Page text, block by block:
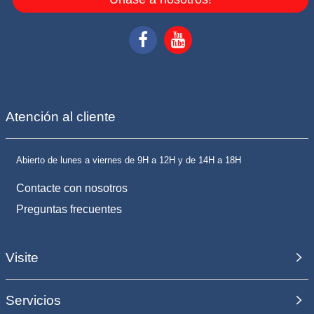
Atención al cliente
Abierto de lunes a viernes de 9H a 12H y de 14H a 18H
Contacte con nosotros
Preguntas frecuentes
Visite
Servicios